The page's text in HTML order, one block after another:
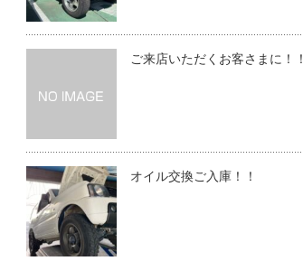
ご来店いただくお客さまに！！
オイル交換ご入庫！！